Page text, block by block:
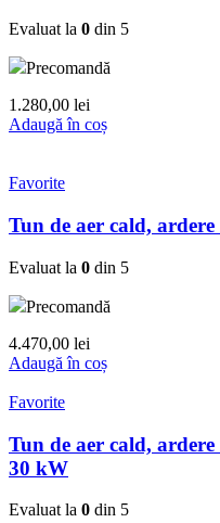
Evaluat la 0 din 5
Precomandă
1.280,00 lei
Adaugă în coș
Favorite
Tun de aer cald,
Evaluat la 0 din 5
Precomandă
4.470,00 lei
Adaugă în coș
Favorite
Tun de aer cald,
30 kW
Evaluat la 0 din 5